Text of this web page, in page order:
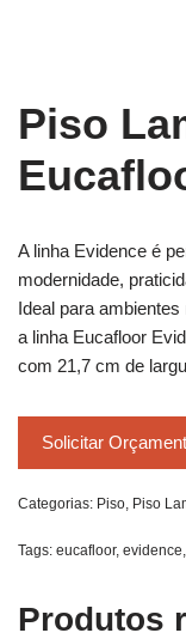
Piso
A linha Evidence é
modernidade,
Ideal para
a linha Eucafloor
com 21,7 cm de
Solicitar
Categorias: Piso Piso
Tags: eucafloor, evidence
Produtos